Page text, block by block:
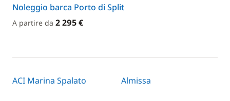
Noleggio barca Porto di Split
A partire da 2 295 €
ACI Marina Spalato Almissa